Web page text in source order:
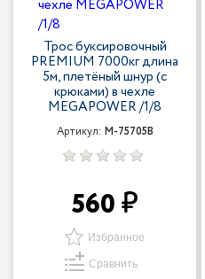
Трос буксировочный
PREMIUM 7000кг длина
5м, плетёный шнур (с
крюками) в чехле
MEGAPOWER /1/8
Артикул: M-75705B
560
Избранное
Сравнить